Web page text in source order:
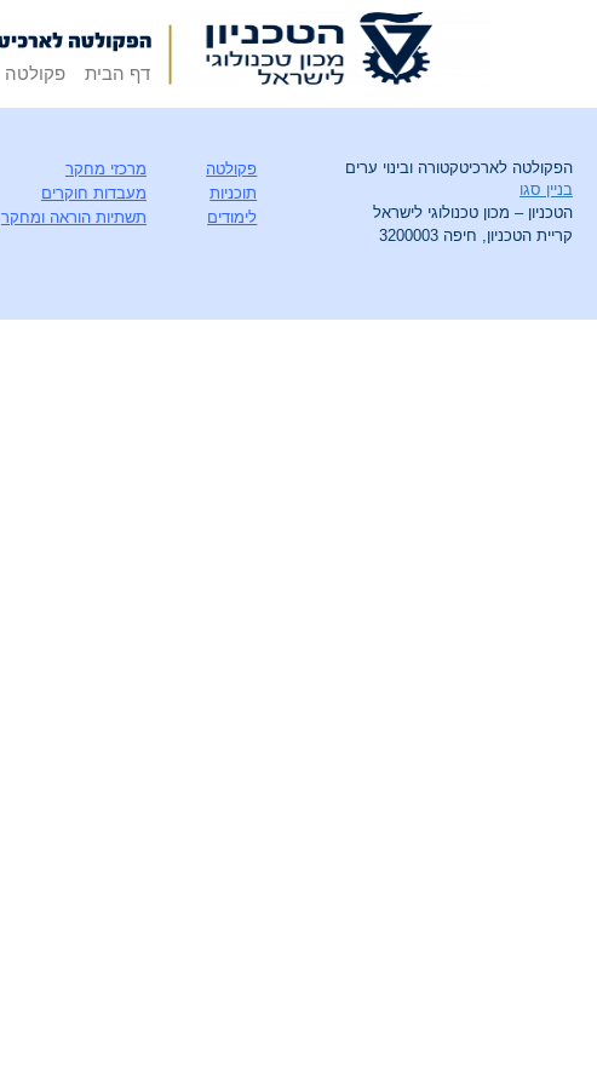
דף הבית פקולטה
הפקולטה לארכיטקטורה ובינוי ערים
בניין סגו
הטכניון – מכון טכנולוגי לישראל
קריית הטכניון, חיפה 3200003
פקולטה
תוכניות
לימודים
מרכזי מחקר
מעבדות חוקרים
תשתיות הוראה ומחקר